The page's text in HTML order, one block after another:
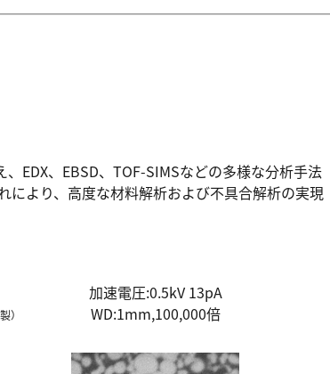
EDX、EBSD、TOF-SIMSなどの多様な分析手法
により、高度な材料解析および不具合解析の実現
）
加速電圧:0.5kV 13pA
WD:1mm,100,000倍